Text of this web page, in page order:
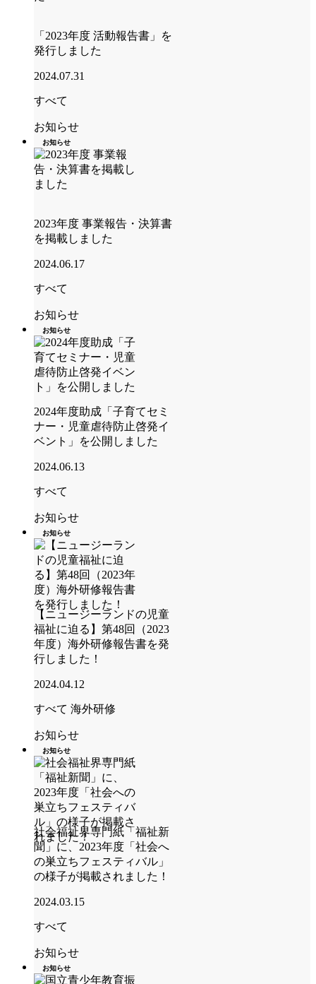
「2023年度 活動報告書」を
発行しました
2024.07.31
すべて
お知らせ
お知らせ
2023年度 事業報告・決算書
を掲載しました
2024.06.17
すべて
お知らせ
お知らせ
2024年度助成「子育てセミ
ナー・児童虐待防止啓発イ
ベント」を公開しました
2024.06.13
すべて
お知らせ
お知らせ
【ニュージーランドの児童
福祉に迫る】第48回（2023
年度）海外研修報告書を発
行しました！
2024.04.12
すべて 海外研修
お知らせ
お知らせ
社会福祉界専門紙「福祉新
聞」に、2023年度「社会へ
の巣立ちフェスティバル」
の様子が掲載されました！
2024.03.15
すべて
お知らせ
お知らせ